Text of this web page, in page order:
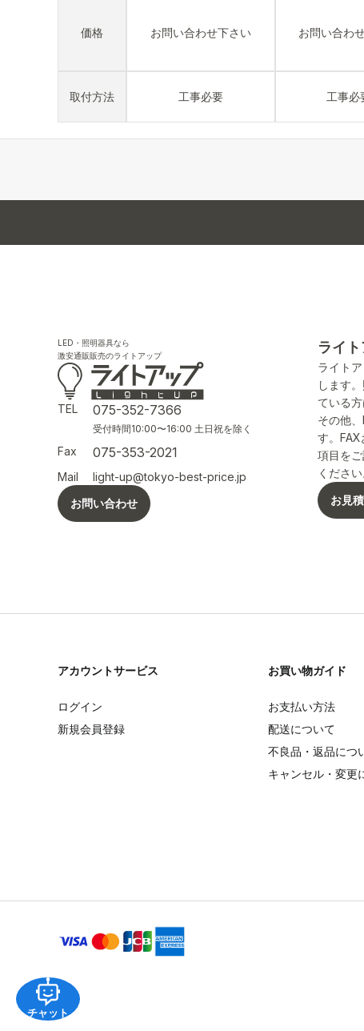
価格
取付方法
お問い合わせ下さい
工事必要
お問い合わ
工事必
チャット
LED・照明器具なら
激安通販販売のライトアップ
TEL 075-352-7366
受付時間10:00〜16:00 土日祝を除く
Fax 075-353-2021
Mail
light-up@tokyo-best-price.jp
お問い合わせ
ライ
ライト
します
ている
その他
す。
項目を
ください
お見
アカウントサービス
ログイン
新規会員登録
お買い物ガイド
お支払い方法
配送について
不良品・返品につ
キャンセル・変更